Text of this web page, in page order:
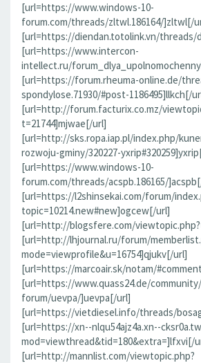
[url=https://www.windows-10-
forum.com/threads/zltwl.186164/]zltwl[/
[url=https://diendan.totolink.vn/threads/
[url=https://www.intercon-
intellect.ru/
[url=https://forum.rheuma-online.de/
spondylose.71930/#post-1186495]llkch[/
[url=http://forum.facturix.co.mz/
t=21744]mjwae[/url]
[url=http://sks.ropa.iap.pl/index.php/
rozwoju-gminy/320227-
[url=https://www.windows-10-
forum.com/threads/acspb.186165/
[url=https://l2shinsekai.com/forum/
topic=10214.new#new]ogcew[/url]
[url=http://blogsfere.com/
[url=http://lhjournal.ru/forum/
mode=viewprofile&u=16754]qjukv[/url]
[url=https://marcoair.sk/notam/
[url=https://www.quass24.de/
forum/uevpa/]uevpa[/url]
[url=https://vietdiesel.info/threads/
[url=https://xn--nlqu54ajz4a.xn--
mod=viewthread&tid=180&extra=]lfxvi[/
[url=http://mannlist.com/viewtopic.php?